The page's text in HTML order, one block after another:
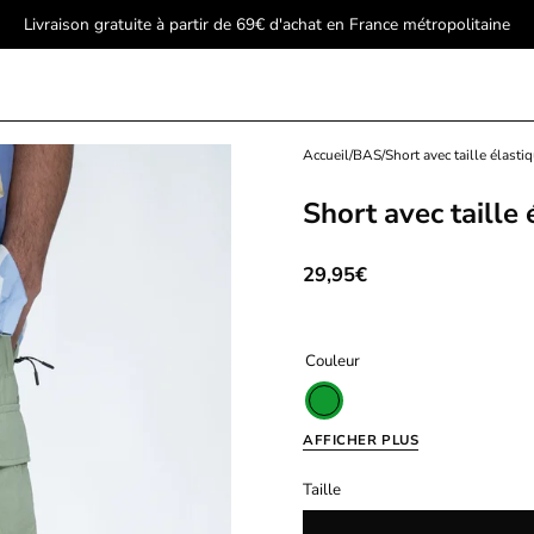
Livraison gratuite à partir de 69€ d'achat en France métropolitaine
visionneuse
Accueil/BAS/Short avec taille
Short avec taille
29,95€
Taille
Couleur
Vert
AFFICHER PLUS